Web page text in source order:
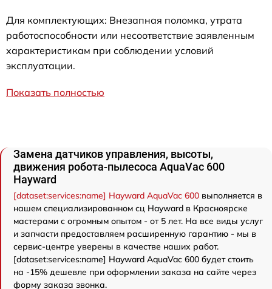
Для комплектующих: Внезапная поломка, утрата
работоспособности или несоответствие заявленным
характеристикам при соблюдении условий
эксплуатации.
Показать полностью
Замена датчиков управления, высоты,
движения робота-пылесоса AquaVac 600
Hayward
[dataset:services:name] Hayward AquaVac 600 выполняется в
нашем специализированном сц Hayward в Красноярске
мастерами с огромным опытом - от 5 лет. На все виды услуг
и запчасти предоставляем расширенную гарантию - мы в
сервис-центре уверены в качестве наших работ.
[dataset:services:name] Hayward AquaVac 600 будет стоить
на -15% дешевле при оформлении заказа на сайте через
форму заказа звонка.